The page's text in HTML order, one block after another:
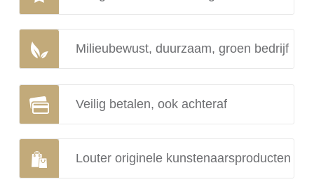
Milieubewust, duurzaam, groen bedrijf
Veilig betalen, ook achteraf
Louter originele kunstenaarsproducten